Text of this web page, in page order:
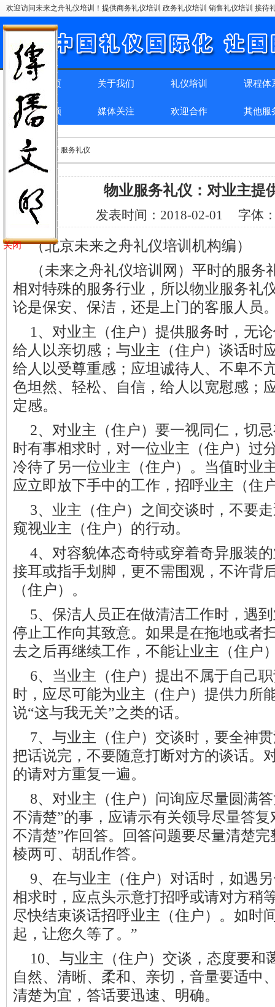
欢迎访问未来之舟礼仪培训！提供商务礼仪培训 政务礼仪培训 销售礼仪培训 接
网站首页 关于我们 礼仪培训 课程体
精彩回顾 媒体关注 欢迎合作 其他服
位置：首页 > > 服务礼仪
物业服务礼仪：对业主提
发表时间： 2018-02-01 字体
（北京未来之舟礼仪培训机构编）
（未来之舟礼仪培训网）平时的服
相对特殊的服务行业，所以物业服务礼
论是保安、保洁，还是上门的客服人员
1、对业主（住户）提供服务时，无
给人以亲切感；与业主（住户）谈话时
给人以受尊重感；应坦诚待人、不卑不
色坦然、轻松、自信，给人以宽慰感；
定感。
2、对业主（住户）要一视同仁，切
时有事相求时，对一位业主（住户）过
冷待了另一位业主（住户）。当值时业
应立即放下手中的工作， 招呼业主 （住
3、业主（住户）之间交谈时，不要
窥视业主（住户）的行动。
4、对容貌体态奇特或穿着奇异服装
接耳或指手划脚，更不需围观，不许背
（住户）。
5、保洁人员正在做清洁工作时，遇
停止工作向其致意。如果是在拖地或者
去之后再继续工作，不能让业主（住户
6、当业主（住户）提出不属于自己
时，应尽可能为业主（住户）提供力所
说“这与我无关”之类的话。
7、与业主（住户）交谈时，要全神
把话说完，不要随意打断对方的谈话。
的请对方重复一遍。
8、对业主（住户）问询应尽量圆满
不清楚”的事，应请示有关领导尽量答
不清楚”作回答。回答问题要尽量清楚
棱两可、胡乱作答。
9、在与业主（住户）对话时，如遇
相求时，应点头示意打招呼或请对方稍
尽快结束谈话招呼业主（住户）。如时
起，让您久等了。”
10、与业主（住户）交谈， 态度要和
自然、清晰、柔和、亲切，音量要适中
清楚为宜，答话要迅速、明确。
关闭